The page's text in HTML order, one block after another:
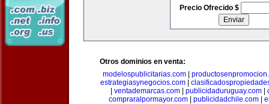
Precio Ofrecido $
Otros dominios en venta:
modelospublicitarias.com
estrategiasynegocios.com|
ventademarcas.com publicidaduruguay.com
compraralpormayor.com| publicidadchile.com|